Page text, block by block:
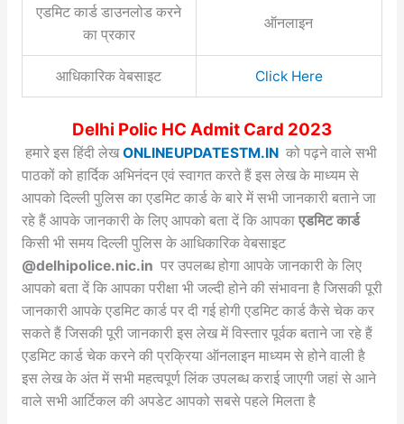
एडमिट कार्ड डाउनलोड करने
का प्रकार
ऑनलाइन
आधिकारिक वेबसाइट Click Here
Delhi Polic HC Admit Card 2023
हमारे इस हिंदी लेखONLINEUPDATESTM.INको पढ़ने वाले सभी
पाठकों को हार्दिक अभिनंदन एवं स्वागत करते हैं इस लेख के माध्यम से
आपको दिल्ली पुलिस का एडमिट कार्ड के बारे में सभी जानकारी बताने जा
रहे हैं आपके जानकारी के लिए आपको बता दें कि आपकाएडमिट कार्ड
किसी भी समय दिल्ली पुलिस के आधिकारिक वेबसाइट
@delhipolice.nic.in पर उपलब्ध होगा आपके जानकारी के लिए
आपको बता दें कि आपका परीक्षा भी जल्दी होने की संभावना है जिसकी पूरी
जानकारी आपके एडमिट कार्ड पर दी गई होगी एडमिट कार्ड कैसे चेक कर
सकते हैं जिसकी पूरी जानकारी इस लेख में विस्तार पूर्वक बताने जा रहे हैं
एडमिट कार्ड चेक करने की प्रक्रिया ऑनलाइन माध्यम से होने वाली है
इस लेख के अंत में सभी महत्वपूर्ण लिंक उपलब्ध कराई जाएगी जहां से आने
वाले सभी आर्टिकल की अपडेट आपको सबसे पहले मिलता है